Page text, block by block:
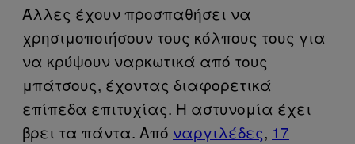
Άλλες έχουν προσπαθήσει να
χρησιμοποιήσουν τους κόλπους τους για
να κρύψουν ναρκωτικά από τους
μπάτσους, έχοντας διαφορετικά
επίπεδα επιτυχίας. Η αστυνομία έχει
βρει τα πάντα. Από ναργιλέδες, 17